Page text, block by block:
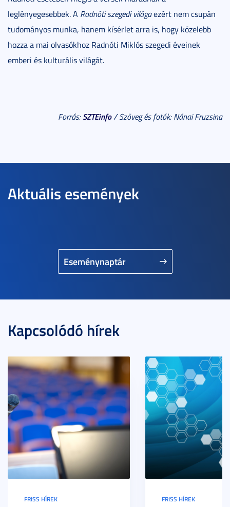
leglényegesebbek. A Radnóti szegedi világaezért nem csupán
tudományos munka, hanem kísérlet arra is, hogy közelebb
hozza a mai olvasókhoz Radnóti Miklós szegedi éveinek
emberi és kulturális világát.
Forrás:SZTEinfo/ Szöveg és fotók: Nánai Fruzsina
Aktuális események
Eseménynaptár
Kapcsolódó hírek
FRISS HÍREK FRISS HÍREK